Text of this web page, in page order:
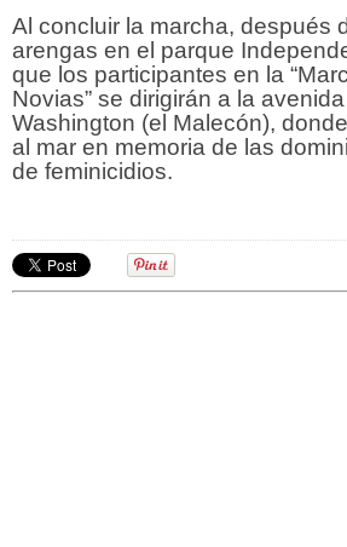
Al concluir la marcha, después
arengas en el parque
que los participantes en la
Novias” se dirigirán a la
Washington (el Malecón),
al mar en memoria de las
de feminicidios.